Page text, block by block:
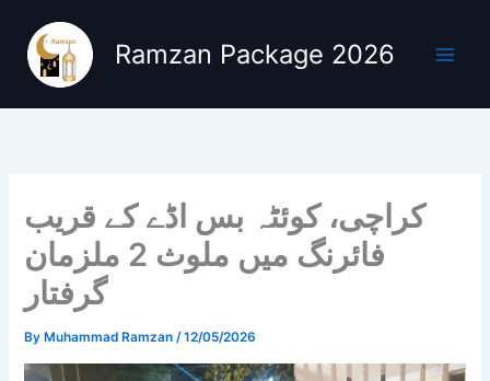
content
Ramzan Package 2026
کراچی، کوئٹہ بس اڈے کے قریب
فائرنگ میں ملوث 2 ملزمان
گرفتار
By Muhammad Ramzan/12/05/2026